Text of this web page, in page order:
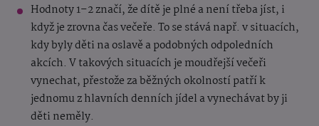
Hodnoty 1–2 značí, že dítě je plné a není třeba jíst, i
když je zrovna čas večeře. To se stává např. v situacích,
kdy byly děti na oslavě a podobných odpoledních
akcích. V takových situacích je moudřejší večeři
vynechat, přestože za běžných okolností patří k
jednomu z hlavních denních jídel a vynechávat by ji
děti neměly.